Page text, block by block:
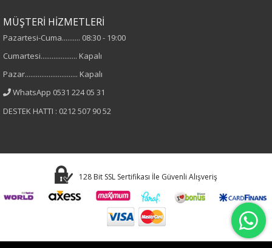
%95 Pamuk
Cinsiyet
MÜŞTERİ HİZMETLERİ
Pazartesi-Cuma.......... 08:30 - 19:00
Cumartesi.................... Kapalı
Pazar............................. Kapalı
WhatsApp 0531 224 05 31
DESTEK HATTI : 0212 507 90 52
128 Bit SSL Sertifikası İle Güvenli Alışveriş